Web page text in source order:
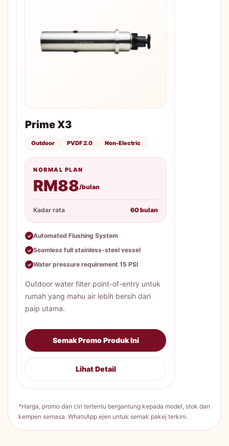
Prime X3
Outdoor PVDF 2.0 Non-Electric
NORMAL PLAN
RM88/bulan
Kadar rata 60 bulan
✓ Automated Flushing System
✓ Seamless full stainless-steel vessel
✓ Water pressure requirement 15 PSI
Outdoor water filter point-of-entry untuk
rumah yang mahu air lebih bersih dari
paip utama.
Semak Promo Produk Ini
Lihat Detail
*Harga, promo dan ciri tertentu bergantung kepada model, stok dan
kempen semasa. WhatsApp ejen untuk semak pakej terkini.